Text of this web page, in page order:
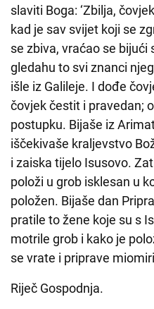
slaviti Boga: ‘Zbilja,
kad je sav svijet koji se
se zbiva, vraćao se bijući
gledahu to svi znanci
išle iz Galileje. I dođe
čovjek čestit i pravedan;
postupku. Bijaše iz
iščekivaše kraljevstvo
i zaiska tijelo Isusovo.
položi u grob isklesan u
položen. Bijaše dan
pratile to žene koje su s
motrile grob i kako je
se vrate i priprave
Riječ Gospodnja.